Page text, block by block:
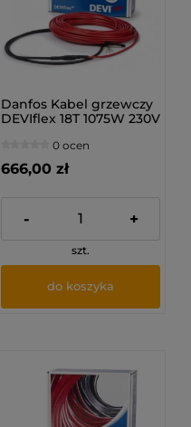
Danfos Kabel grzewczy
DEVIflex 18T 1075W 230V
0 ocen
666,00 zł
- +
szt.
do koszyka